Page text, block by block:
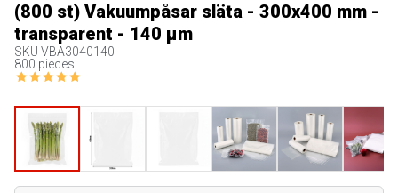
(800 st) Vakuumpåsar släta - 300x400 mm -
transparent - 140 µm
SKU VBA3040140
800 pieces